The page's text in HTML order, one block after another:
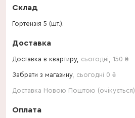
Склад
Гортензія 5 (шт.).
Доставка
Доставка в квартиру, сьогодні 150 ₴
Забрати з магазину, сьогодні 0 ₴
Доставка Новою Поштою (очікується)
Оплата